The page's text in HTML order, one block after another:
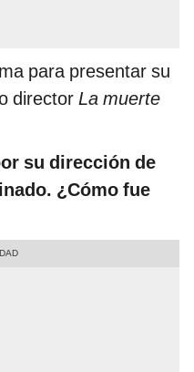
para presentar su
director La muerte
su dirección de
¿Cómo fue